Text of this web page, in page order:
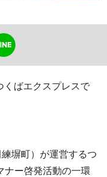
ばエクスプレスで
塀町）が運営するつ
ナー啓発活動の一環